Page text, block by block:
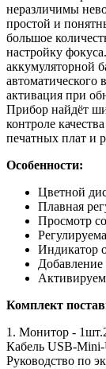
неразличимы
простой и
большое
настройку
аккумуляторной
автоматического
активация при
Прибор найдёт
контроле
печатных плат и
Особенности:
Цветной
Плавная
Просмотр
Индикатор
Комплект
1. Монитор -
Кабель USB-
Руководство по